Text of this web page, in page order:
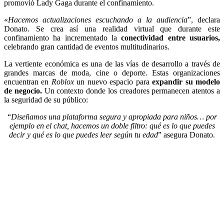
promovió Lady Gaga durante el confinamiento.
«Hacemos actualizaciones escuchando a la audiencia”, declara
Donato. Se crea así una realidad virtual que durante este
confinamiento ha incrementado laconectividad entre usuarios,
celebrando gran cantidad de eventos multitudinarios.
La vertiente económica es una de las vías de desarrollo a través de
grandes marcas de moda, cine o deporte. Estas organizaciones
encuentran en Robloxun nuevo espacio paraexpandir su modelo
de negocio.Un contexto donde los creadores permanecen atentos a
la seguridad de su público:
“Diseñamos una plataforma segura y apropiada para niños… por
ejemplo en el chat, hacemos un doble filtro: qué es lo que puedes
decir y qué es lo que puedes leer según tu edad” asegura Donato.